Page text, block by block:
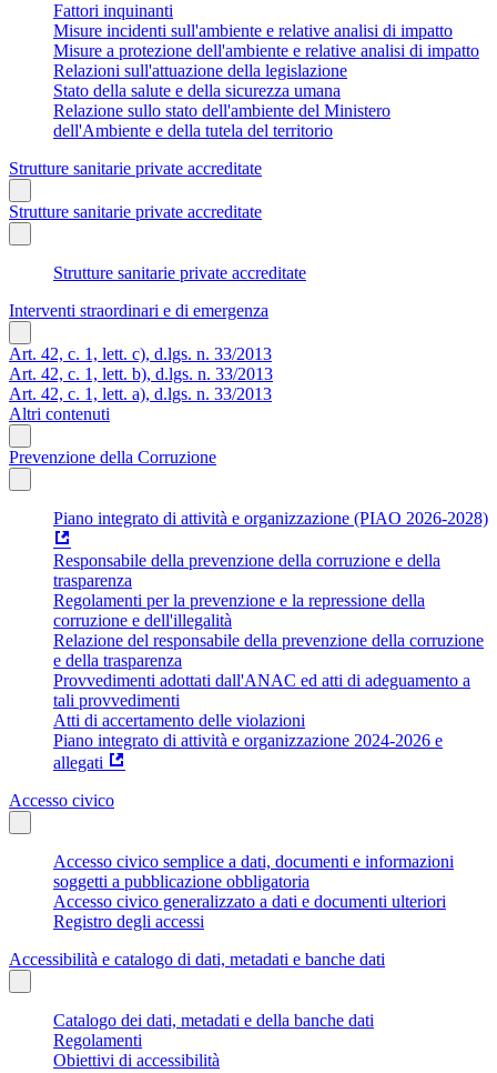
Fattori inquinanti
Misure incidenti sull'ambiente e relative analisi di impatto
Misure a protezione dell'ambiente e relative analisi di impatto
Relazioni sull'attuazione della legislazione
Stato della salute e della sicurezza umana
Relazione sullo stato dell'ambiente del Ministero
dell'Ambiente e della tutela del territorio
Strutture sanitarie private accreditate
Strutture sanitarie private accreditate
Strutture sanitarie private accreditate
Interventi straordinari e di emergenza
Art. 42, c. 1, lett. c), d.lgs. n. 33/2013
Art. 42, c. 1, lett. b), d.lgs. n. 33/2013
Art. 42, c. 1, lett. a), d.lgs. n. 33/2013
Altri contenuti
Prevenzione della Corruzione
Piano integrato di attività e organizzazione (PIAO 2026-2028)
Responsabile della prevenzione della corruzione e della
trasparenza
Regolamenti per la prevenzione e la repressione della
corruzione e dell'illegalità
Relazione del responsabile della prevenzione della corruzione
e della trasparenza
Provvedimenti adottati dall'ANAC ed atti di adeguamento a
tali provvedimenti
Atti di accertamento delle violazioni
Piano integrato di attività e organizzazione 2024-2026 e
allegati
Accesso civico
Accesso civico semplice a dati, documenti e informazioni
soggetti a pubblicazione obbligatoria
Accesso civico generalizzato a dati e documenti ulteriori
Registro degli accessi
Accessibilità e catalogo di dati, metadati e banche dati
Catalogo dei dati, metadati e della banche dati
Regolamenti
Obiettivi di accessibilità